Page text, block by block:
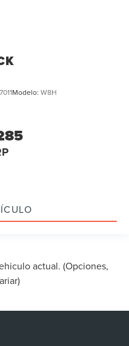
Modelo: W8H
actual. (Opciones,